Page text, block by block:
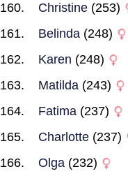
Christine (253)
Belinda (248)
Karen (248)
Matilda (243)
Fatima (237)
Charlotte (237)
Olga (232)